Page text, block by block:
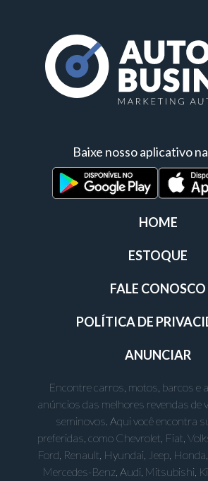
Baixe nosso aplicativo
HOME
ESTOQUE
FALE CONOSCO
POLÍTICA DE
ANUNCIAR
Encontre carros, motos, barcos e
anúncios das melhores revendas de
seminovos. Aqui você encontra
preferidas, como Chevrolet, Fiat,
Ford, Renault, Hyundai, Jeep,
Mercedes-Benz, Audi, Mitsubishi,